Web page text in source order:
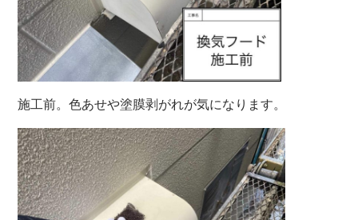
施工前。色あせや塗膜剥がれが気になります。